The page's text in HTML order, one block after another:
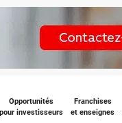
Opportunités
pour investisseurs
Franchises
et enseignes